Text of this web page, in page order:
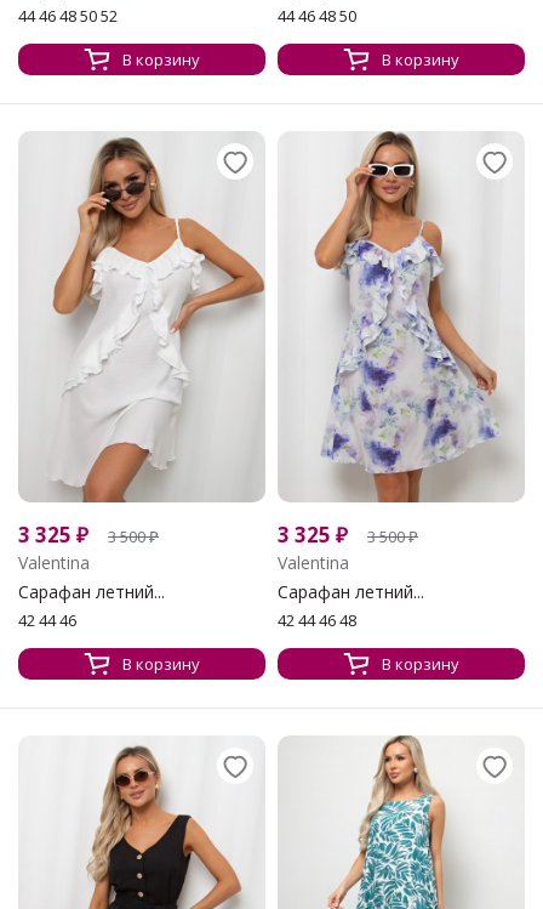
44 46 48 50 52
В корзину
44 46 48 50
В корзину
3 325 ₽ 3 500₽
Valentina
Сарафан летний...
42 44 46
В корзину
3 325 ₽ 3 500₽
Valentina
Сарафан летний...
42 44 46 48
В корзину